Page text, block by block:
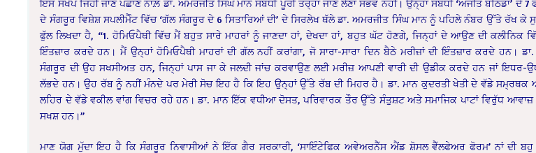
ਇਸ ਸੰਖੇਪ ਜਿਹੀ ਜਾਣ ਪਛਾਣ ਨਾਲ਼ ਡਾ. ਅਮਰਜੀਤ ਸਿੰਘ ਮਾਨ ਸਬੰਧੀ ਪੂਰੀ ਤਰ੍ਹਾਂ ਜਾਣ ਲੈਣਾ ਸੰਭਵ ਨਹੀਂ। ਉਨ੍ਹਾਂ ਸਬੰਧੀ ‘ਅਜੀਤ ਬਠਿੰਡਾ’ ਦੇ 7
ਦੇ ਸੰਗਰੂਰ ਵਿਸ਼ੇਸ਼ ਸਪਲੀਮੈੰਟ ਵਿੱਚ ‘ਗੱਲ ਸੰਗਰੂਰ ਦੇ 6 ਸਿਤਾਰਿਆਂ ਦੀ’ ਦੇ ਸਿਰਲੇਖ ਥੱਲੇ ਡਾ. ਅਮਰਜੀਤ ਸਿੰਘ ਮਾਨ ਨੂੰ ਪਹਿਲੇ ਨੰਬਰ ਉੱਤੇ ਰੱਖ ਕੇ
ਫੁੱਲ ਲਿਖਦਾ ਹੈ, “1. ਹੋਮਿਓਪੈਥੀ ਵਿੱਚ ਮੈਂ ਬਹੁਤ ਸਾਰੇ ਮਾਹਰਾਂ ਨੂੰ ਜਾਣਦਾ ਹਾਂ, ਦੇਖਦਾ ਹਾਂ, ਬਹੁਤ ਘੱਟ ਹੋਣਗੇ, ਜਿਨ੍ਹਾਂ ਦੇ ਆਉਣ ਦੀ ਕਲੀਨਿਕ
ਇੰਤਜ਼ਾਰ ਕਰਦੇ ਹਨ। ਮੈਂ ਉਨ੍ਹਾਂ ਹੋਮਿਓਪੈਥੀ ਮਾਹਰਾਂ ਦੀ ਗੱਲ ਨਹੀਂ ਕਰਾਂਗਾ, ਜੋ ਸਾਰਾ-ਸਾਰਾ ਦਿਨ ਬੈਠੇ ਮਰੀਜ਼ਾਂ ਦੀ ਇੰਤਜ਼ਾਰ ਕਰਦੇ ਹਨ।
ਸੰਗਰੂਰ ਦੀ ਉਹ ਸਖਸੀਅਤ ਹਨ, ਜਿਨ੍ਹਾਂ ਪਾਸ ਜਾ ਕੇ ਜਲਦੀ ਜਾਂਚ ਕਰਵਾਉਣ ਲਈ ਮਰੀਜ਼ ਆਪਣੀ ਵਾਰੀ ਦੀ ਉਡੀਕ ਕਰਦੇ ਹਨ ਜਾਂ ਇਧਰ-
ਲੱਭਦੇ ਹਨ। ਉਹ ਰੱਬ ਨੂੰ ਨਹੀਂ ਮੰਨਦੇ ਪਰ ਮੇਰੀ ਸੋਚ ਇਹ ਹੈ ਕਿ ਇਹ ਉਨ੍ਹਾਂ ਉੱਤੇ ਰੱਬ ਦੀ ਮਿਹਰ ਹੈ। ਡਾ. ਮਾਨ ਕੁਦਰਤੀ ਖੇਤੀ ਦੇ ਵੱਡੇ ਸਮ੍ਰਥਕ
ਲਹਿਰ ਦੇ ਵੱਡੇ ਵਕੀਲ ਵਾਂਗ ਵਿਚਰ ਰਹੇ ਹਨ। ਡਾ. ਮਾਨ ਇੱਕ ਵਧੀਆ ਦੋਸਤ, ਪਰਿਵਾਰਕ ਤੌਰ ਉੱਤੇ ਸੰਤੁਸ਼ਟ ਅਤੇ ਸਮਾਜਿਕ ਪਾਟਾਂ ਵਿਰੁੱਧ ਆਵਾਜ਼
ਸਖਸ਼ ਹਨ।”
ਮਾਣ ਯੋਗ ਮੁੱਦਾ ਇਹ ਹੈ ਕਿ ਸੰਗਰੂਰ ਨਿਵਾਸੀਆਂ ਨੇ ਇੱਕ ਗੈਰ ਸਰਕਾਰੀ, ‘ਸਾਇੰਟੇਫਿਕ ਅਵੇਅਰਨੈੱਸ ਐਂਡ ਸ਼ੋਸਲ ਵੈੱਲਫੇਅਰ ਫੋਰਮ’ ਨਾਂ ਦੀ ਬਹੁ